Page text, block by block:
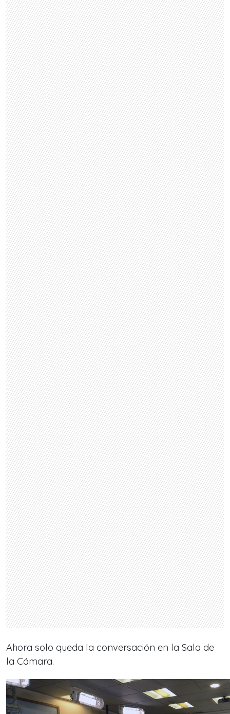
Ahora solo queda la conversación en la Sala de
la Cámara.